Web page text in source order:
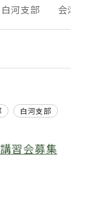
白河支部 会津
白河支部
習会募集